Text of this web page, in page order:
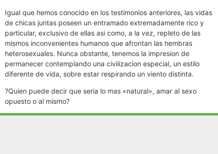
Igual que hemos conocido en los testimonios anteriores, las vidas
de chicas juntas poseen un entramado extremadamente rico y
particular, exclusivo de ellas asi­ como, a la vez, repleto de las
mismos inconvenientes humanos que afrontan las hembras
heterosexuales. Nunca obstante, tenemos la impresion de
permanecer contemplando una civilizacion especial, un estilo
diferente de vida, sobre estar respirando un viento distinta.
?Quien puede decir que seri­a lo mas «natural», amar al sexo
opuesto o al mismo?